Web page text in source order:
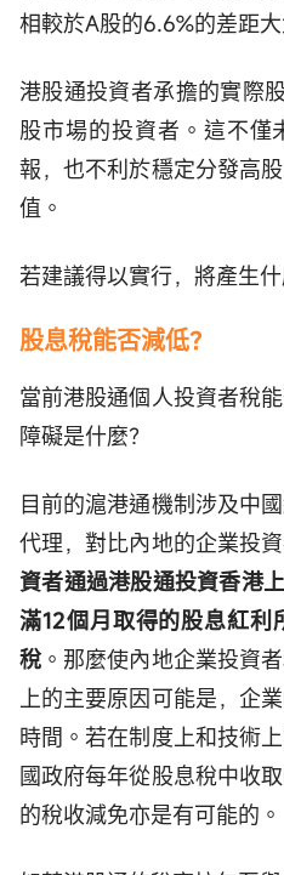
相較於A股的6.6%的差距大
港股通投資者承擔的實際
股市場的投資者。這不僅
報，也不利於穩定分發高
值。
若建議得以實行，將產生什
股息稅能否減低？
當前港股通個人投資者稅
障礙是什麼？
目前的滬港通機制涉及中
代理，對比內地的企業投
資者通過港股通投資香港
滿12個月取得的股息紅
稅。那麼使內地企業投資
上的主要原因可能是，企
時間。若在制度上和技術
國政府每年從股息稅中收
的稅收減免亦是有可能的。